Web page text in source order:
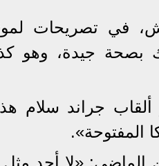
في تصريحات
بصحة جيدة، وهو
ألقاب جراند سلام
المفتوحة».
الماضى: «لا أحد